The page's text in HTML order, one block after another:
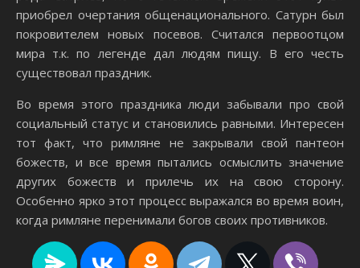
приобрел очертания общенационального. Сатурн был
покровителем новых посевов. Считался первоотцом
мира т.к. по легенде дал людям пищу. В его честь
существовал праздник.
Во время этого праздника люди забывали про свой
социальный статус и становились равными. Интересен
тот факт, что римляне не закрывали свой пантеон
божеств, и все время пытались осмыслить значение
других божеств и прилечь их на свою сторону.
Особенно ярко этот процесс выражался во время воин,
когда римляне перенимали богов своих противников.